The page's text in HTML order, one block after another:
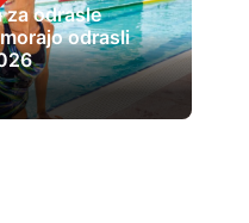
za odrasle
odrasli